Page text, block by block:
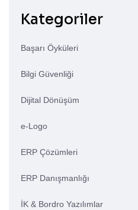
Kategoriler
Başarı Öyküleri
Bilgi Güvenliği
Dijital Dönüşüm
e-Logo
ERP Çözümleri
ERP Danışmanlığı
İK & Bordro Yazılımlar